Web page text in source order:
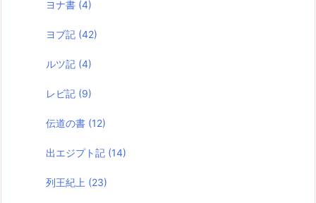
ヨナ書 (4)
ヨブ記 (42)
ルツ記 (4)
レビ記 (9)
伝道の書 (12)
出エジプト記 (14)
列王紀上 (23)